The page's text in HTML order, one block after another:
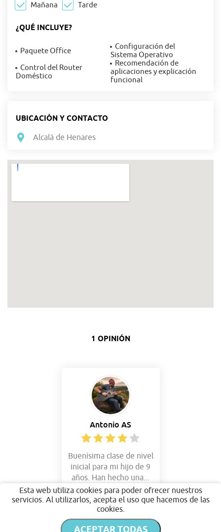
Esta web utiliza cookies para poder ofrecer nuestros
servicios. Al utilizarlos, acepta el uso que hacemos de las
cookies.
ACEPTAR TODAS
Mañana
Tarde
¿QUÉ INCLUYE?
Paquete Office
Configuración del
Sistema Operativo
Control del Router
Doméstico
Recomendación de
aplicaciones y explicación
funcional
UBICACIÓN Y CONTACTO
Alcalá de Henares
1 OPINIÓN
Antonio AS
Buenísima clase de nivel
inicial para mi hijo de 9
años. Han hecho una...